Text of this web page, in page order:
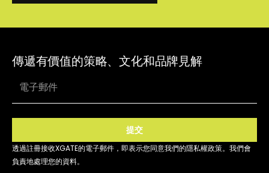
傳遞有價值的策略、文化和品牌見解
提交
透過註冊接收XGATE的電子郵件，即表示您同意我們的隱私權政策。我們會
負責地處理您的資料。